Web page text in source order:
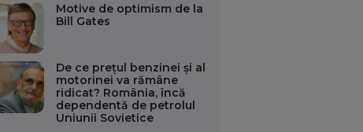
Motive de optimism de la
Bill Gates
De ce prețul benzinei și al
motorinei va rămâne
ridicat? România, încă
dependentă de petrolul
Uniunii Sovietice